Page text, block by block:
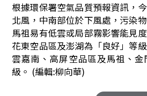
根據環保署空氣品質預報資訊，
北風，中南部位於下風處，污染
馬祖易有低雲或局部霧影響能見
花東空品區及澎湖為「良好」等
雲嘉南、高屏空品區及馬祖、
級。 (編輯:柳向華)